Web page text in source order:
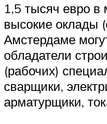
1,5 тысяч евро
высокие оклады
Амстердаме
обладатели
(рабочих)
сварщики,
арматурщики,